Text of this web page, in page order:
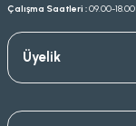
Çalışma Saatleri :09.00-18.00
Üyelik